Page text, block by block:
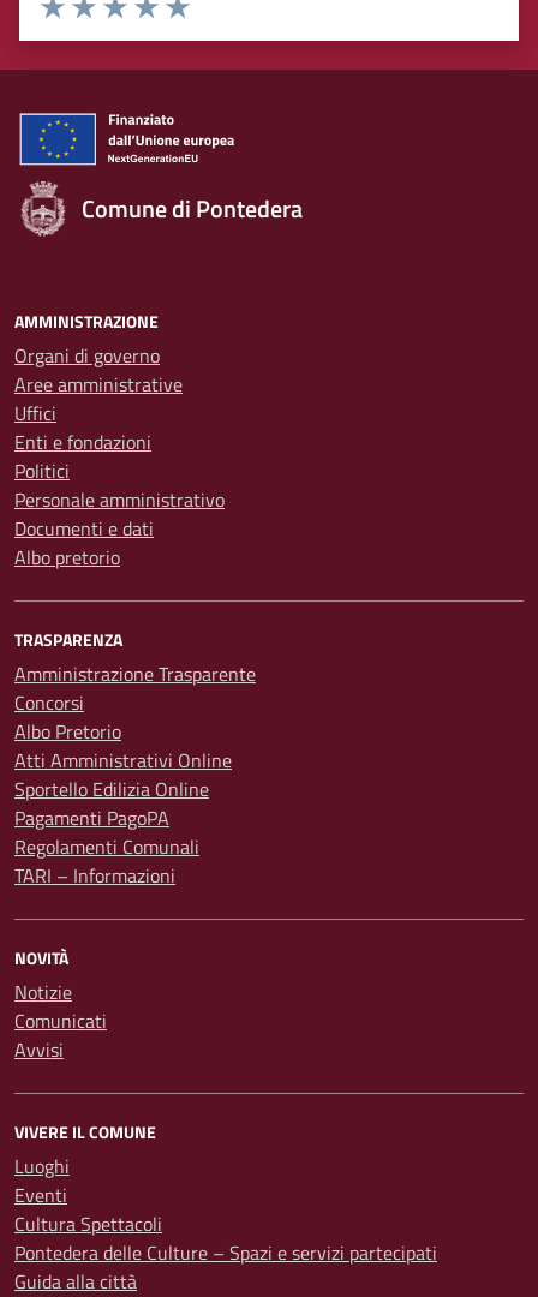
Valuta 5 stelle su 5
Valuta 4 stelle su 5
Valuta 3 stelle su 5
Valuta 2 stelle su 5
Valuta 1 stelle su 5
Comune di Pontedera
AMMINISTRAZIONE
Organi di governo
Aree amministrative
Uffici
Enti e fondazioni
Politici
Personale amministrativo
Documenti e dati
Albo pretorio
TRASPARENZA
Amministrazione Trasparente
Concorsi
Albo Pretorio
Atti Amministrativi Online
Sportello Edilizia Online
Pagamenti PagoPA
Regolamenti Comunali
TARI – Informazioni
NOVITÀ
Notizie
Comunicati
Avvisi
VIVERE IL COMUNE
Luoghi
Eventi
Cultura Spettacoli
Pontedera delle Culture – Spazi e servizi partecipati
Guida alla città